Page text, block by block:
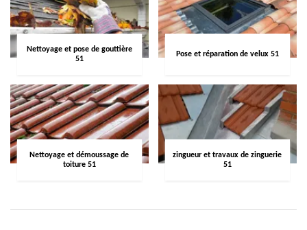
Nettoyage et pose de gouttière
51
Pose et réparation de velux 51
Nettoyage et démoussage de
toiture 51
zingueur et travaux de zinguerie
51